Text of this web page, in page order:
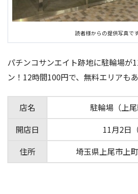
読者様からの提供写真で
パチンコサンエイト跡地に駐輪場が
ン！12時間100円で、無料エリアもあ
店名
駐輪場（上尾
開店日
11月2日
住所
埼玉県上尾市上